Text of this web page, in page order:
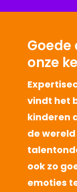
Goede
onze
vindt het
kinderen
de
ook zo
emoties